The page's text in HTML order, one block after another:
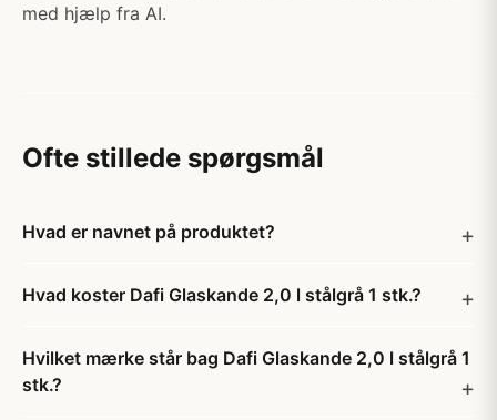
med hjælp fra AI.
Ofte stillede spørgsmål
Hvad er navnet på produktet?
Hvad koster Dafi Glaskande 2,0 l stålgrå 1 stk.?
Hvilket mærke står bag Dafi Glaskande 2,0 l stålgrå 1
stk.?